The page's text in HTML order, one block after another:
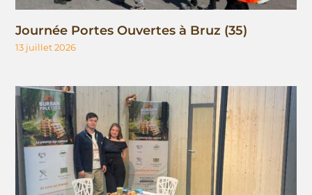
Journée Portes Ouvertes à Bruz (35)
13 juillet 2026